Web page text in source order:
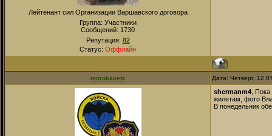
Лейтенант сил Организации Варшавского договора
Группа: Участники
Сообщений: 1730
Репутация: 82
Статус: Оффлайн
morokanetz Дата: Четверг,
shermanm4 ,
жилетам, фото
В понедельник